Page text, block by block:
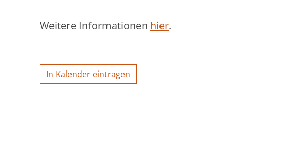
Weitere Informationen hier.
In Kalender eintragen